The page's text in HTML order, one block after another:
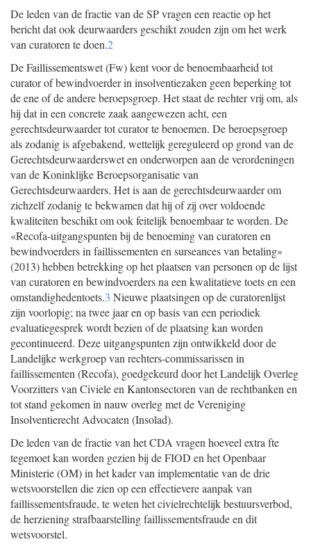
De leden van de fractie van de SP vragen een reactie op het
bericht dat ook deurwaarders geschikt zouden zijn om het werk
van curatoren te doen.2
De Faillissementswet (Fw) kent voor de benoembaarheid tot
curator of bewindvoerder in insolventiezaken geen beperking tot
de ene of de andere beroepsgroep. Het staat de rechter vrij om, als
hij dat in een concrete zaak aangewezen acht, een
gerechtsdeurwaarder tot curator te benoemen. De beroepsgroep
als zodanig is afgebakend, wettelijk gereguleerd op grond van de
Gerechtsdeurwaarderswet en onderworpen aan de verordeningen
van de Koninklijke Beroepsorganisatie van
Gerechtsdeurwaarders. Het is aan de gerechtsdeurwaarder om
zichzelf zodanig te bekwamen dat hij of zij over voldoende
kwaliteiten beschikt om ook feitelijk benoembaar te worden. De
«Recofa-uitgangspunten bij de benoeming van curatoren en
bewindvoerders in faillissementen en surseances van betaling»
(2013) hebben betrekking op het plaatsen van personen op de lijst
van curatoren en bewindvoerders na een kwalitatieve toets en een
omstandighedentoets.3 Nieuwe plaatsingen op de curatorenlijst
zijn voorlopig; na twee jaar en op basis van een periodiek
evaluatiegesprek wordt bezien of de plaatsing kan worden
gecontinueerd. Deze uitgangspunten zijn ontwikkeld door de
Landelijke werkgroep van rechters-commissarissen in
faillissementen (Recofa), goedgekeurd door het Landelijk Overleg
Voorzitters van Civiele en Kantonsectoren van de rechtbanken en
tot stand gekomen in nauw overleg met de Vereniging
Insolventierecht Advocaten (Insolad).
De leden van de fractie van het CDA vragen hoeveel extra fte
tegemoet kan worden gezien bij de FIOD en het Openbaar
Ministerie (OM) in het kader van implementatie van de drie
wetsvoorstellen die zien op een effectievere aanpak van
faillissementsfraude, te weten het civielrechtelijk bestuursverbod,
de herziening strafbaarstelling faillissementsfraude en dit
wetsvoorstel.